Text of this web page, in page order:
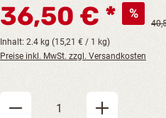
36,50 € %
Inhalt: 2.4 kg (15,21 € / 1 kg)
Preise inkl. MwSt. zzgl. Versandkosten
Produkt Anzahl: Gib